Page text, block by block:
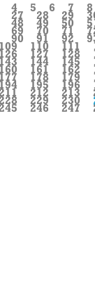
4 5 6 7 8
27 28 29
48 49 50
69 70 71
90 91 92
109 110 111
126 127 128
143 144 145
160 161 162
177 178 179
194 195 196
212 213
229 230
246 247